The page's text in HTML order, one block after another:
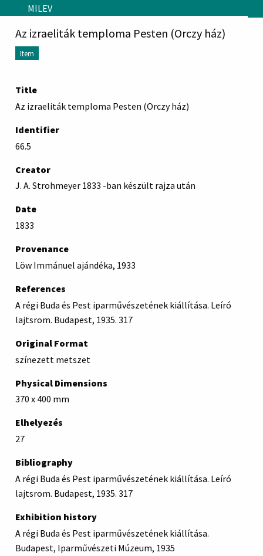
Skip to main content
MILEV
Az izraeliták temploma Pesten (Orczy ház)
Item
Title
Az izraeliták temploma Pesten (Orczy ház)
Identifier
66.5
Creator
J. A. Strohmeyer 1833 -ban készült rajza után
Date
1833
Provenance
Löw Immánuel ajándéka, 1933
References
A régi Buda és Pest iparművészetének kiállítása. Leíró
lajtsrom. Budapest, 1935. 317
Original Format
színezett metszet
Physical Dimensions
370 x 400 mm
Elhelyezés
27
Bibliography
A régi Buda és Pest iparművészetének kiállítása. Leíró
lajtsrom. Budapest, 1935. 317
Exhibition history
A régi Buda és Pest iparművészetének kiállítása.
Budapest, Iparművészeti Múzeum, 1935